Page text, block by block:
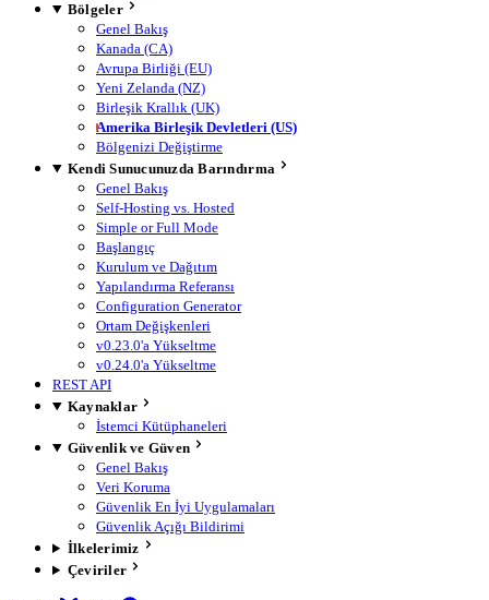
Bölgeler
Genel Bakış
Kanada (CA)
Avrupa Birliği (EU)
Yeni Zelanda (NZ)
Birleşik Krallık (UK)
Amerika Birleşik Devletleri (US)
Bölgenizi Değiştirme
Kendi Sunucunuzda Barındırma
Genel Bakış
Self-Hosting vs. Hosted
Simple or Full Mode
Başlangıç
Kurulum ve Dağıtım
Yapılandırma Referansı
Configuration Generator
Ortam Değişkenleri
v0.23.0'a Yükseltme
v0.24.0'a Yükseltme
REST API
Kaynaklar
İstemci Kütüphaneleri
Güvenlik ve Güven
Genel Bakış
Veri Koruma
Güvenlik En İyi Uygulamaları
Güvenlik Açığı Bildirimi
İlkelerimiz
Çeviriler